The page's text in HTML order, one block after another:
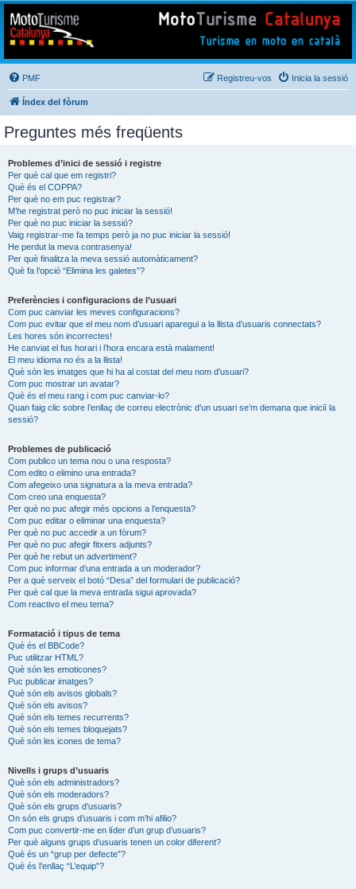
Mototurisme
Turisme en moto en català
PMF Inicia la sessió
Registreu-vos
Índex del fòrum
Preguntes més freqüents
Problemes d’inici de sessió i registre
Per què cal que em registri?
Què és el COPPA?
Per què no em puc registrar?
M’he registrat però no puc iniciar la sessió!
Per què no puc iniciar la sessió?
Vaig registrar-me fa temps però ja no puc iniciar la sessió!
He perdut la meva contrasenya!
Per què finalitza la meva sessió automàticament?
Què fa l’opció “Elimina les galetes”?
Preferències i configuracions de l’usuari
Com puc canviar les meves configuracions?
Com puc evitar que el meu nom d’usuari aparegui a la llista d’usuaris connectats?
Les hores són incorrectes!
He canviat el fus horari i l’hora encara està malament!
El meu idioma no és a la llista!
Què són les imatges que hi ha al costat del meu nom d’usuari?
Com puc mostrar un avatar?
Què és el meu rang i com puc canviar-lo?
Quan faig clic sobre l’enllaç de correu electrònic d’un usuari se’m demana que iniciï la
sessió?
Problemes de publicació
Com publico un tema nou o una resposta?
Com edito o elimino una entrada?
Com afegeixo una signatura a la meva entrada?
Com creo una enquesta?
Per què no puc afegir més opcions a l’enquesta?
Com puc editar o eliminar una enquesta?
Per què no puc accedir a un fòrum?
Per què no puc afegir fitxers adjunts?
Per què he rebut un advertiment?
Com puc informar d’una entrada a un moderador?
Per a què serveix el botó “Desa” del formulari de publicació?
Per què cal que la meva entrada sigui aprovada?
Com reactivo el meu tema?
Formatació i tipus de tema
Què és el BBCode?
Puc utilitzar HTML?
Què són les emoticones?
Puc publicar imatges?
Què són els avisos globals?
Què són els avisos?
Què són els temes recurrents?
Què són els temes bloquejats?
Què són les icones de tema?
Nivells i grups d’usuaris
Què són els administradors?
Què són els moderadors?
Què són els grups d’usuaris?
On són els grups d’usuaris i com m’hi afilio?
Com puc convertir-me en líder d’un grup d’usuaris?
Per què alguns grups d’usuaris tenen un color diferent?
Què és un “grup per defecte”?
Què és l’enllaç “L’equip”?